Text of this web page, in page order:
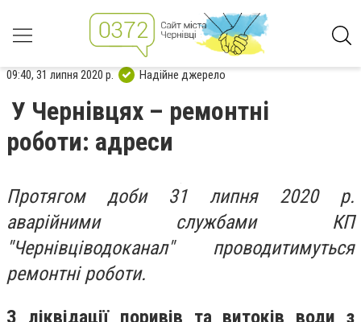
09:40, 31 липня 2020 р. Надійне джерело
У Чернівцях – ремонтні
роботи: адреси
Протягом доби 31 липня 2020 р.
аварійними службами КП
"Чернівціводоканал" проводитимуться
ремонтні роботи.
З ліквідації поривів та витоків води з